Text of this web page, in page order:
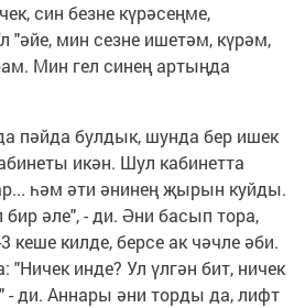
син безне күрәсеңме,
"әйе, мин сезне ишетәм, күрәм,
Мин гел синең артыңда
пәйда булдык, шунда бер ишек
икән. Шул кабинетта
һәм әти әнинең җырын куйды.
әле", - ди. Әни басып тора,
килде, берсе ак чәчле әби.
"Ничек инде? Ул үлгән бит, ничек
- ди. Аннары әни торды да, лифт